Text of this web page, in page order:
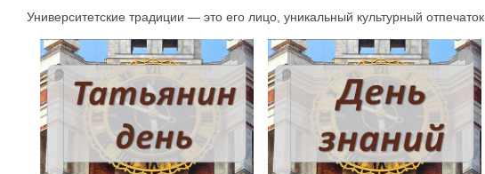
Университетские традиции — это его лицо, уникальный культурный отпечаток.